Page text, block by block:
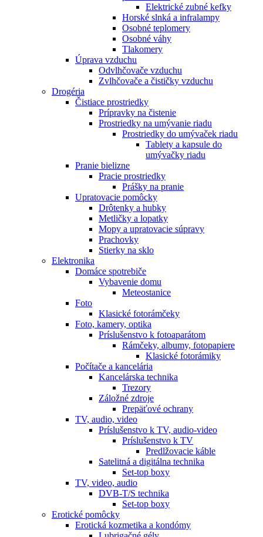
Elektrické zubné kefky
Horské slnká a infralampy
Osobné teplomery
Osobné váhy
Tlakomery
Úprava vzduchu
Odvlhčovače vzduchu
Zvlhčovače a čističky vzduchu
Drogéria
Čistiace prostriedky
Prípravky na čistenie
Prostriedky na umývanie riadu
Prostriedky do umývaček riadu
Tablety a kapsule do
umývačky riadu
Pranie bielizne
Pracie prostriedky
Prášky na pranie
Upratovacie pomôcky
Drôtenky a hubky
Metličky a lopatky
Mopy a upratovacie súpravy
Prachovky
Stierky na sklo
Elektronika
Domáce spotrebiče
Vybavenie domu
Meteostanice
Foto
Klasické fotorámčeky
Foto, kamery, optika
Príslušenstvo k fotoaparátom
Rámčeky, albumy, fotopapiere
Klasické fotorámiky
Počítače a kancelária
Kancelárska technika
Trezory
Záložné zdroje
Prepäťové ochrany
TV, audio, video
Príslušenstvo k TV, audio-video
Príslušenstvo k TV
Predlžovacie káble
Satelitná a digitálna technika
Set-top boxy
TV, video, audio
DVB-T/S technika
Set-top boxy
Erotické pomôcky
Erotická kozmetika a kondómy